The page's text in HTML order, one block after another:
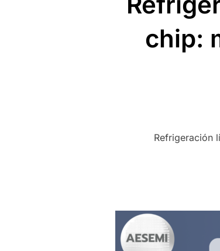
chip:
Refrigeración